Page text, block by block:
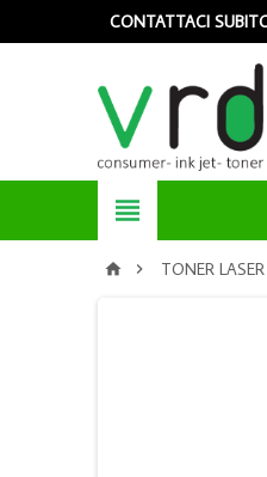
CONTATTACI

  TONER